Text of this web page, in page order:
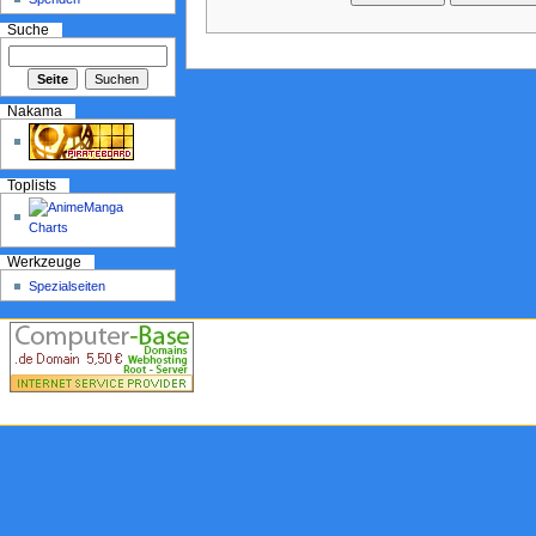
Suche
Nakama
Toplists
Werkzeuge
Spezialseiten